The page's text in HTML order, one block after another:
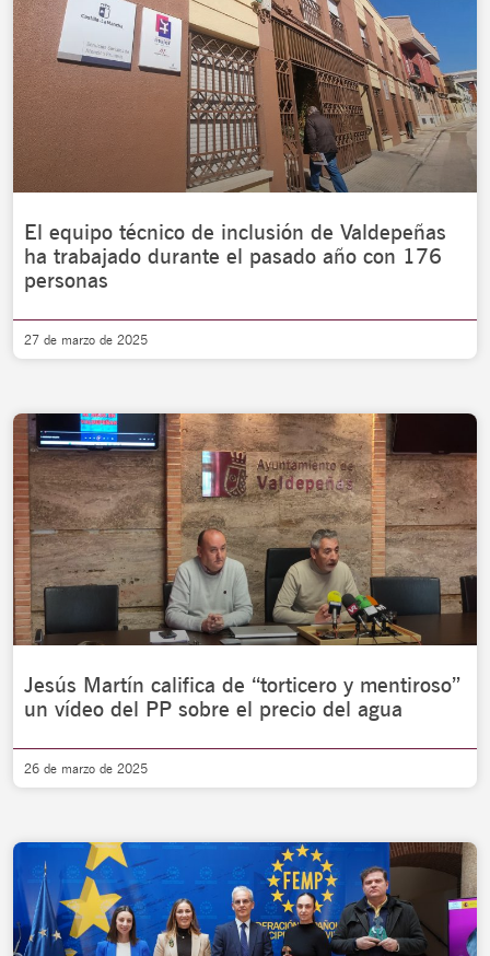
El equipo técnico de inclusión de Valdepeñas
ha trabajado durante el pasado año con 176
personas
27 de marzo de 2025
Jesús Martín califica de “torticero y mentiroso”
un vídeo del PP sobre el precio del agua
26 de marzo de 2025